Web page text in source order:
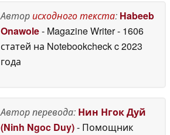
Авторисходного текста: Habeeb
Onawole- Magazine Writer- 1606
статей на Notebookcheckc 2023
года
Автор перевода: Нин Нгок Дуй
(Ninh Ngoc Duy)- Помощник